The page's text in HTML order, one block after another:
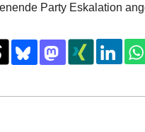
Party Eskalation